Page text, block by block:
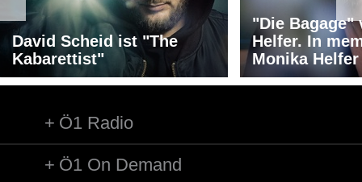
David Scheid ist "The
Kabarettist"
"Die Bagage"
Helfer. In
Monika Helfer
Ö1 Radio
Ö1 On Demand